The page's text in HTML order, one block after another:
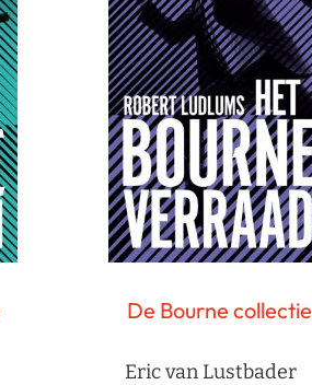
De Bourne collectie
Eric van Lustbader